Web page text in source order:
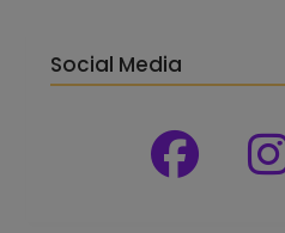
Social Media